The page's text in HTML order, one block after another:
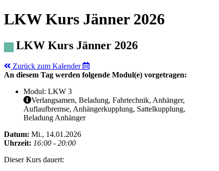
LKW Kurs Jänner 2026
LKW Kurs Jänner 2026
Zurück zum Kalender
An diesem Tag werden folgende Modul(e) vorgetragen:
Modul: LKW 3
Verlangsamen, Beladung, Fahrtechnik, Anhänger,
Auflaufbremse, Anhängerkupplung, Sattelkupplung,
Beladung Anhänger
Datum: Mi., 14.01.2026
Uhrzeit: 16:00 - 20:00
Dieser Kurs dauert: